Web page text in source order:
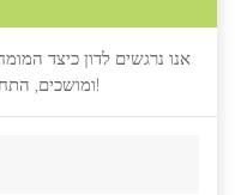
אנו נרגשים לדון כיצד
ומושכים, התחל את השיחה כאן, בואו להתחבר וליצור!